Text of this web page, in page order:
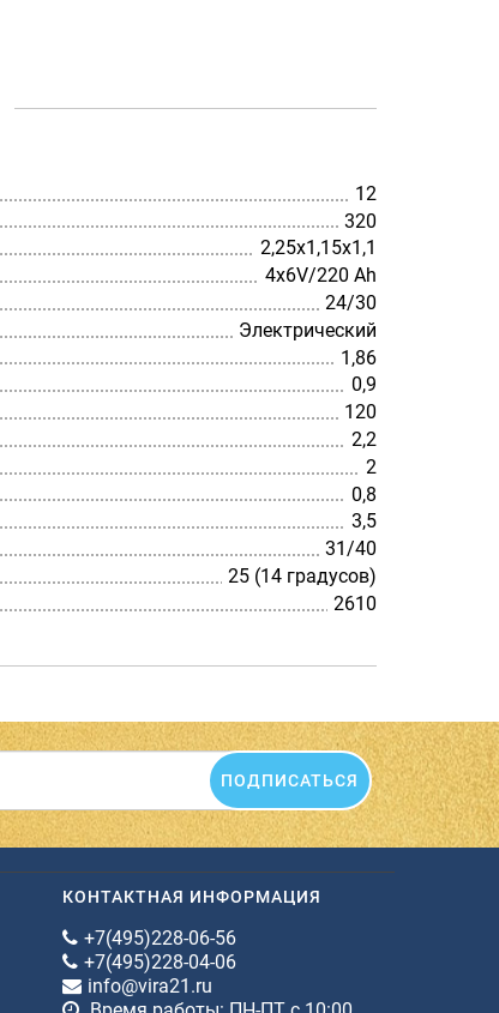
12
320
2,25х1,15x1,1
4х6V/220 Аh
24/30
Электрический
1,86
0,9
120
2,2
2
0,8
3,5
31/40
25 (14 градусов)
2610
ПОДПИСАТЬСЯ
КОНТАКТНАЯ ИНФОРМАЦИЯ
+7(495)228-06-56
+7(495)228-04-06
info@vira21.ru